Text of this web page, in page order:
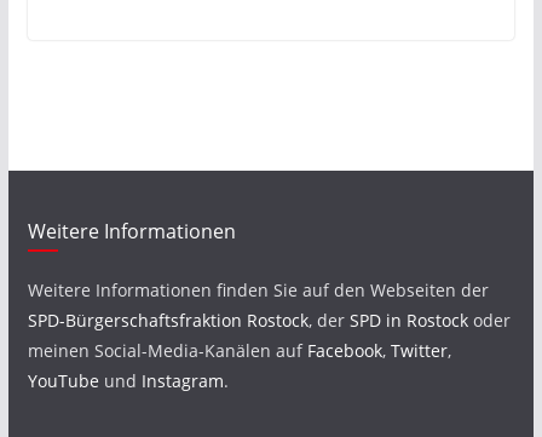
Weitere Informationen
Weitere Informationen finden Sie auf den Webseiten der
SPD-Bürgerschaftsfraktion Rostock, der SPD in Rostockoder
meinen Social-Media-Kanälen auf Facebook, Twitter,
YouTube und Instagram.